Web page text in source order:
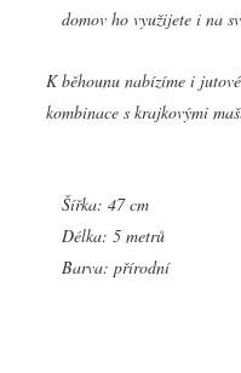
domov ho využijete i na
K běhounu nabízíme i
kombinace s krajkovými
Šířka: 47 cm
Délka: 5 metrů
Barva: přírodní